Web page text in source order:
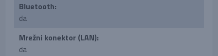
Bluetooth:
da
Mrežni konektor (LAN):
da